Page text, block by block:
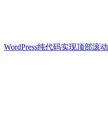
WordPress纯代码实现顶部滚